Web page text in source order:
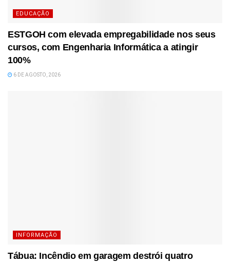
EDUCAÇÃO
ESTGOH com elevada empregabilidade nos seus
cursos, com Engenharia Informática a atingir
100%
6 DE AGOSTO, 2026
INFORMAÇÃO
Tábua: Incêndio em garagem destrói quatro